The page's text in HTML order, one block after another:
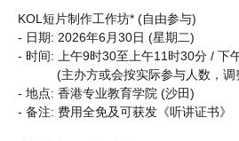
KOL短片制作工作坊* (自由参与)
- 日期: 2026年6月30日 (星期二)
- 时间: 上午9时30至上午11时30分 / 下
(主办方或会按实际参与人数，调
- 地点: 香港专业教育学院 (沙田)
- 备注: 费用全免及可获发《听讲证书》